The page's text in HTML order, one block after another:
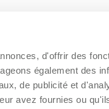
d'offrir des
également des
de publicité et
avez fournies ou